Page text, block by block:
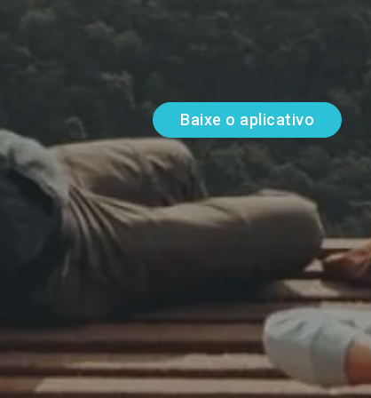
Baixe o aplicativo